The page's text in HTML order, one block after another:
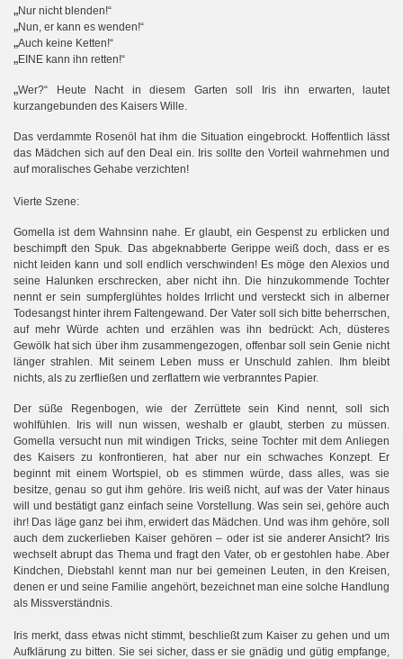
„Nur nicht blenden!“
„Nun, er kann es wenden!“
„Auch keine Ketten!“
„EINE kann ihn retten!“
„Wer?“ Heute Nacht in diesem Garten soll Iris ihn erwarten, lautet
kurzangebunden des Kaisers Wille.
Das verdammte Rosenöl hat ihm die Situation eingebrockt. Hoffentlich lässt
das Mädchen sich auf den Deal ein. Iris sollte den Vorteil wahrnehmen und
auf moralisches Gehabe verzichten!
Vierte Szene:
Gomella ist dem Wahnsinn nahe. Er glaubt, ein Gespenst zu erblicken und
beschimpft den Spuk. Das abgeknabberte Gerippe weiß doch, dass er es
nicht leiden kann und soll endlich verschwinden! Es möge den Alexios und
seine Halunken erschrecken, aber nicht ihn. Die hinzukommende Tochter
nennt er sein sumpferglühtes holdes Irrlicht und versteckt sich in alberner
Todesangst hinter ihrem Faltengewand. Der Vater soll sich bitte beherrschen,
auf mehr Würde achten und erzählen was ihn bedrückt: Ach, düsteres
Gewölk hat sich über ihm zusammengezogen, offenbar soll sein Genie nicht
länger strahlen. Mit seinem Leben muss er Unschuld zahlen. Ihm bleibt
nichts, als zu zerfließen und zerflattern wie verbranntes Papier.
Der süße Regenbogen, wie der Zerrüttete sein Kind nennt, soll sich
wohlfühlen. Iris will nun wissen, weshalb er glaubt, sterben zu müssen.
Gomella versucht nun mit windigen Tricks, seine Tochter mit dem Anliegen
des Kaisers zu konfrontieren, hat aber nur ein schwaches Konzept. Er
beginnt mit einem Wortspiel, ob es stimmen würde, dass alles, was sie
besitze, genau so gut ihm gehöre. Iris weiß nicht, auf was der Vater hinaus
will und bestätigt ganz einfach seine Vorstellung. Was sein sei, gehöre auch
ihr! Das läge ganz bei ihm, erwidert das Mädchen. Und was ihm gehöre, soll
auch dem zuckerlieben Kaiser gehören – oder ist sie anderer Ansicht? Iris
wechselt abrupt das Thema und fragt den Vater, ob er gestohlen habe. Aber
Kindchen, Diebstahl kennt man nur bei gemeinen Leuten, in den Kreisen,
denen er und seine Familie angehört, bezeichnet man eine solche Handlung
als Missverständnis.
Iris merkt, dass etwas nicht stimmt, beschließt zum Kaiser zu gehen und um
Aufklärung zu bitten. Sie sei sicher, dass er sie gnädig und gütig empfange,